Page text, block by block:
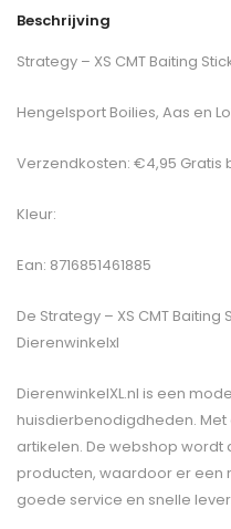
Beschrijving
Strategy – XS CMT Baiting
Hengelsport Boilies, Aas en
Verzendkosten: €4,95
Kleur:
Ean: 8716851461885
De Strategy – XS CMT Baiting
Dierenwinkelxl
DierenwinkelXL.nl is een
huisdierbenodigdheden.
artikelen. De webshop
producten, waardoor er een
goede service en snelle